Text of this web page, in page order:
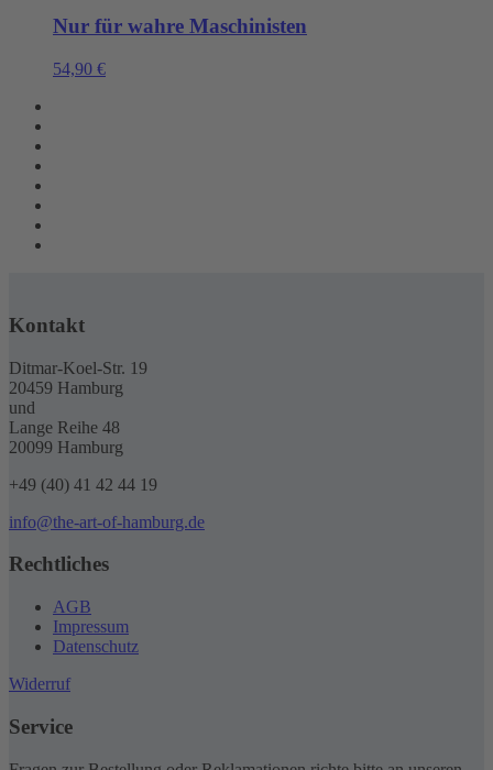
Nur für wahre Maschinisten
54,90 €
Kontakt
Ditmar-Koel-Str. 19
20459 Hamburg
und
Lange Reihe 48
20099 Hamburg
+49 (40) 41 42 44 19
info@the-art-of-hamburg.de
Rechtliches
AGB
Impressum
Datenschutz
Widerruf
Service